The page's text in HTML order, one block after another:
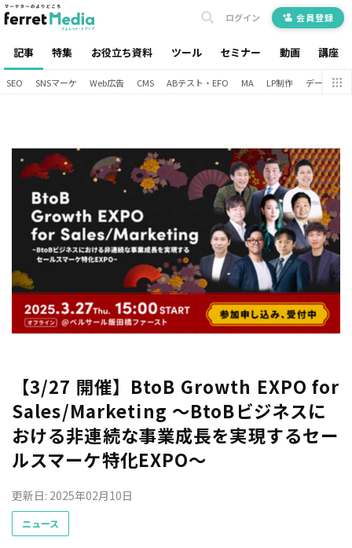
記事 特集 お役立ち資料 ツール セミナー 動画 講座
ログイン 会員登録
SEO SNSマーケ Web広告 CMS ABテスト・EFO MA LP制作 データ分析
【3/27 開催】BtoB Growth EXPO for
Sales/Marketing ～BtoBビジネスに
おける非連続な事業成長を実現するセー
ルスマーケ特化EXPO～
更新日: 2025年02月10日
ニュース